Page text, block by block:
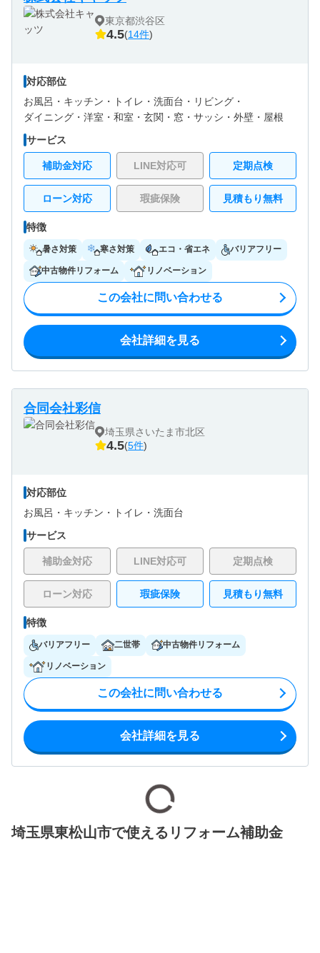
東京都渋谷区
4.5(14件)
対応部位
お風呂・ キッチン・ トイレ・ 洗面台・ リビング・
ダイニング・ 洋室・ 和室・ 玄関・ 窓・サッシ・ 外壁・ 屋根
サービス
補助金対応 LINE対応可 定期点検
ローン対応 瑕疵保険 見積もり無料
特徴
暑さ対策 寒さ対策 エコ・省エネ バリアフリー
中古物件リフォーム リノベーション
この会社に問い合わせる
会社詳細を見る
合同会社彩信
埼玉県さいたま市北区
4.5(5件)
対応部位
お風呂・ キッチン・ トイレ・ 洗面台
サービス
補助金対応 LINE対応可 定期点検
ローン対応 瑕疵保険 見積もり無料
特徴
バリアフリー 二世帯 中古物件リフォーム
リノベーション
この会社に問い合わせる
会社詳細を見る
埼玉県東松山市で使えるリフォーム補助金